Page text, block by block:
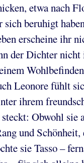
etwa nach
sich beruhigt
erscheine ihr
der Dichter nicht
Leonore fühlt
ihrem
Obwohl sie
und
sie Tasso –